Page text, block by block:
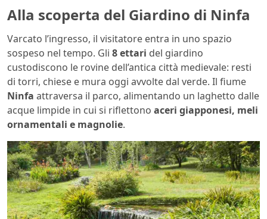
Alla scoperta del Giardino di Ninfa
Varcato l’ingresso, il visitatore entra in uno spazio
sospeso nel tempo. Gli 8 ettari del giardino
custodiscono le rovine dell’antica città medievale: resti
di torri, chiese e mura oggi avvolte dal verde. Il fiume
Ninfa attraversa il parco, alimentando un laghetto dalle
acque limpide in cui si riflettono aceri giapponesi, meli
ornamentali e magnolie.